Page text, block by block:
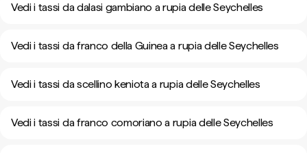
Vedi i tassi da dalasi gambiano a rupia delle Seychelles
Vedi i tassi da franco della Guinea a rupia delle Seychelles
Vedi i tassi da scellino keniota a rupia delle Seychelles
Vedi i tassi da franco comoriano a rupia delle Seychelles